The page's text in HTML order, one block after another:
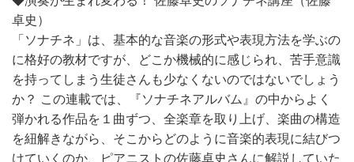
卓史）
「ソナチネ」は、基本的な音楽の形式や表現方法を学ぶの
に格好の教材ですが、どこか機械的に感じられ、苦手意識
を持ってしまう生徒さんも少なくないのではないでしょう
か？ この連載では、『ソナチネアルバム』の中からよく
弾かれる作品を１曲ずつ、全楽章を取り上げ、楽曲の構造
を紐解きながら、そこからどのように音楽的表現に結びつ
けていくのか、ピアニストの佐藤卓史さんに解説していた